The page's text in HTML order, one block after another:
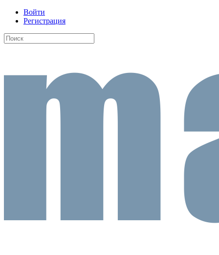
Войти
Регистрация